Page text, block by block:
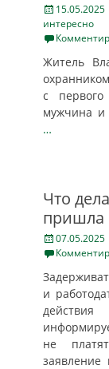
Posted
on
15.05.2025
интересно
Житель
с
мужчина и
…
Что
пришла
Posted
on
07.05.2025
и
не
заявление